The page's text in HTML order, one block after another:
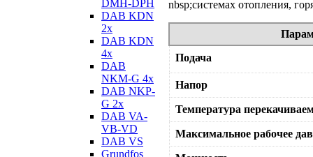
DMH-DPH
DAB KDN
2х
DAB KDN
4х
DAB
NKM-G 4х
DAB NKP-
G 2х
DAB VA-
VB-VD
DAB VS
Grundfos
nbsp;системах отопления,
Подача
Напор
Температура
Максимальное рабочее